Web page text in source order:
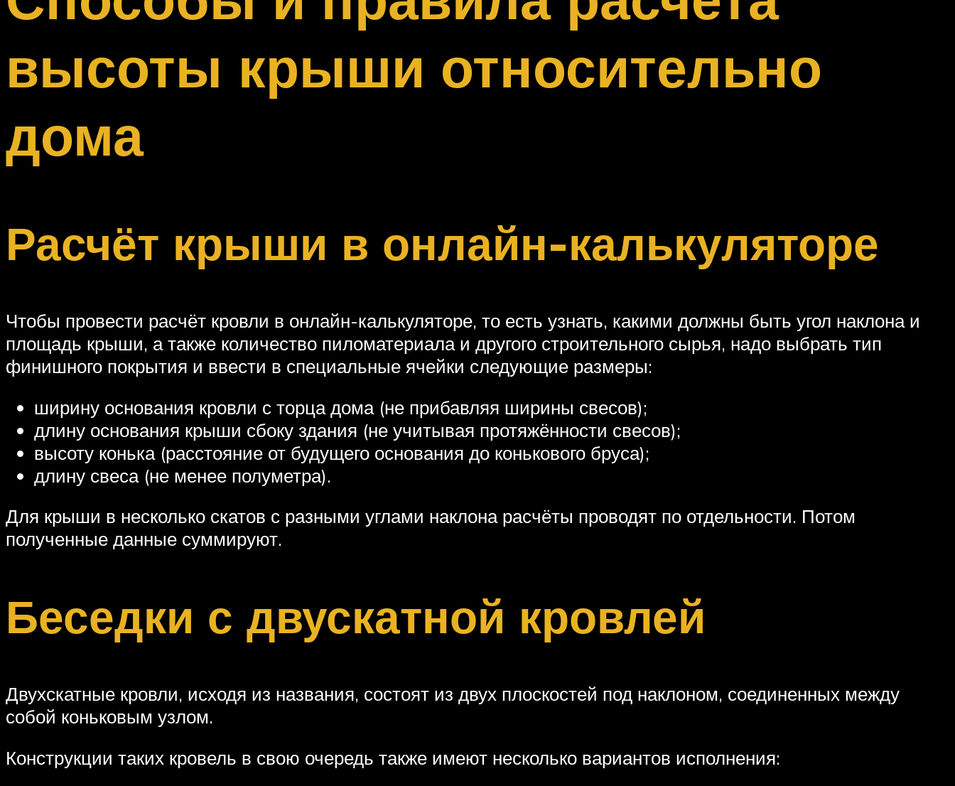
высоты крыши относительно
дома
Расчёт крыши в онлайн-калькуляторе
Чтобы провести расчёт кровли в онлайн-калькуляторе, то есть узнать, какими должны быть угол наклона и
площадь крыши, а также количество пиломатериала и другого строительного сырья, надо выбрать тип
финишного покрытия и ввести в специальные ячейки следующие размеры:
ширину основания кровли с торца дома (не прибавляя ширины свесов);
длину основания крыши сбоку здания (не учитывая протяжённости свесов);
высоту конька (расстояние от будущего основания до конькового бруса);
длину свеса (не менее полуметра).
Для крыши в несколько скатов с разными углами наклона расчёты проводят по отдельности. Потом
полученные данные суммируют.
Беседки с двускатной кровлей
Двухскатные кровли, исходя из названия, состоят из двух плоскостей под наклоном, соединенных между
собой коньковым узлом.
Конструкции таких кровель в свою очередь также имеют несколько вариантов исполнения: